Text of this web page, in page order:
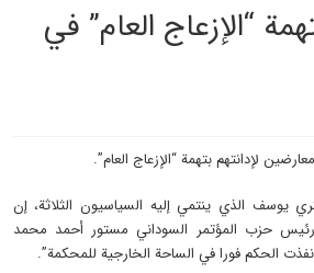
“الإزعاج العام” في
لإدانتهم بتهمة “الإزعاج العام”.
يوسف الذي ينتمي إليه السياسيون الثلاثة، إن
حزب المؤتمر السوداني مستور أحمد محمد
الحكم فورا في الساحة الخارجية للمحكمة”.